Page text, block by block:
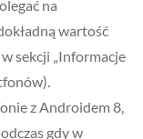
na
wartość
sekcji „Informacje
z Androidem 8,
gdy w